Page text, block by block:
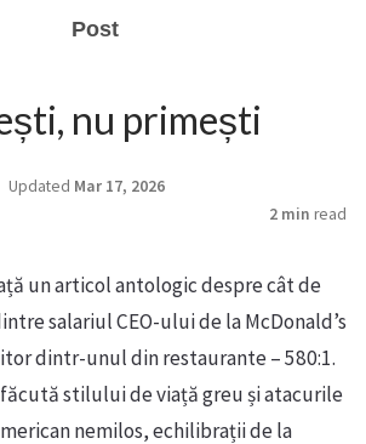
Post
nu primești
Updated Mar 17, 2026
2 min read
un articol antologic despre cât de
salariul CEO-ului de la McDonald’s
dintr-unul din restaurante – 580:1.
stilului de viață greu și atacurile
nemilos, echilibrații de la